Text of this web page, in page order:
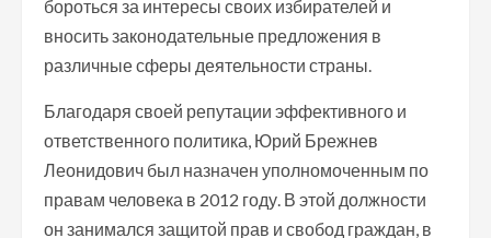
бороться за интересы своих избирателей и
вносить законодательные предложения в
различные сферы деятельности страны.
Благодаря своей репутации эффективного и
ответственного политика, Юрий Брежнев
Леонидович был назначен уполномоченным по
правам человека в 2012 году. В этой должности
он занимался защитой прав и свобод граждан, в